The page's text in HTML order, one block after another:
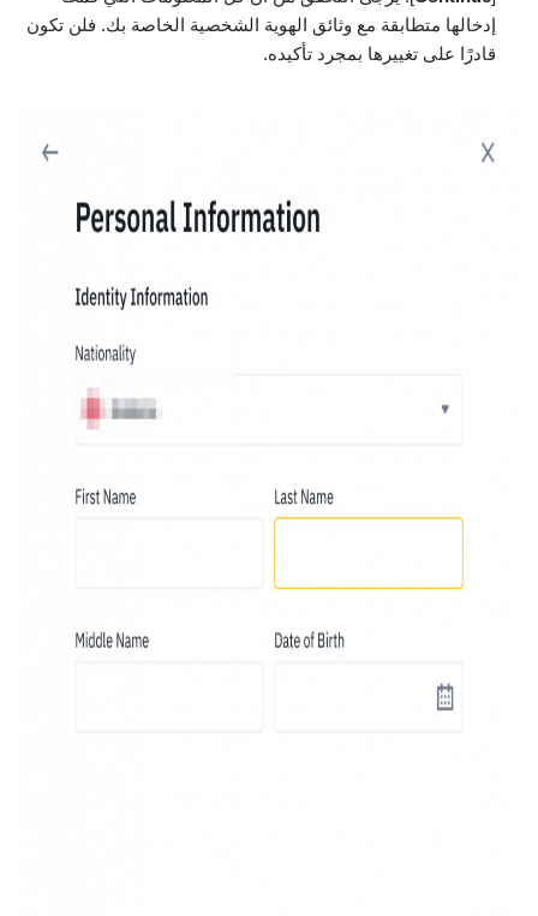
إدخالها متطابقة مع وثائق الهوية الشخصية الخاصة بك. فلن تكون
قادرًا على تغييرها بمجرد تأكيده.